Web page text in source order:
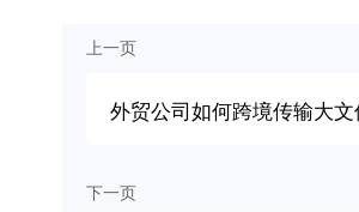
上一页
外贸公司如何跨境传输大文
下一页